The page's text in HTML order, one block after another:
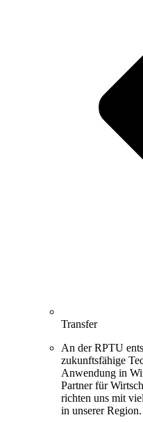
Transfer
An der RPTU
zukunftsfähige
Anwendung in
Partner für
richten uns mit
in unserer Region.